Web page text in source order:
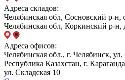
Адреса складов:
Челябинская обл, Сосновский р-
Челябинская обл, Коркинский р-н,
Адреса офисов:
Челябинская обл., г. Челябинск,
Республика Казахстан, г.
ул. Складская 10